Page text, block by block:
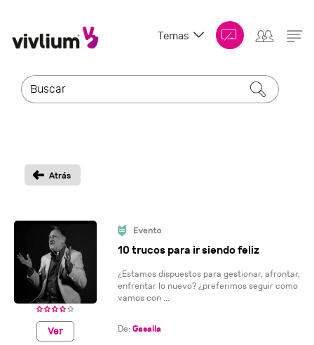
Temas
Ver
10 trucos para ir siendo feliz
¿Estamos dispuestos para gestionar, afrontar,
enfrentar lo nuevo? ¿preferimos seguir como
vamos con ...
De: Gasalla